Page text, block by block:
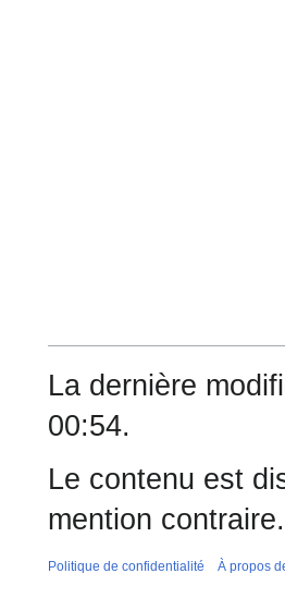
La dernière
00:54.
Le contenu est
mention contraire.
Politique de confidentialité À propos